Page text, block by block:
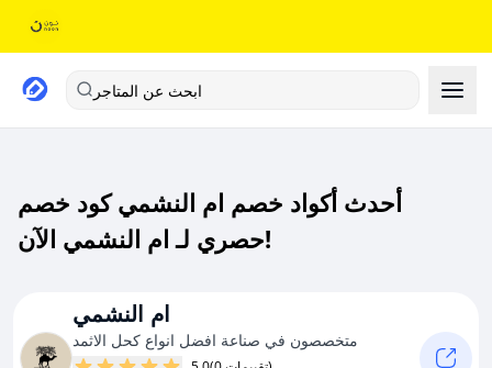
ابحث عن المتاجر
أحدث أكواد خصم ام النشمي كود خصم
حصري لـ ام النشمي الآن!
ام النشمي
متخصصون في صناعة افضل انواع كحل الاثمد